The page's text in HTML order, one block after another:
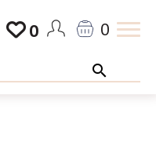
0 0